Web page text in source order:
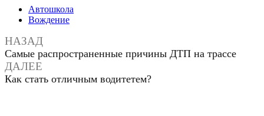
Автошкола
Вождение
НАЗАД
Самые распространенные причины ДТП на трассе
ДАЛЕЕ
Как стать отличным водитетем?